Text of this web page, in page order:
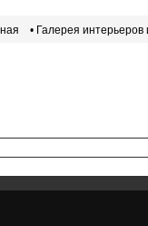
• Галерея интерьеров